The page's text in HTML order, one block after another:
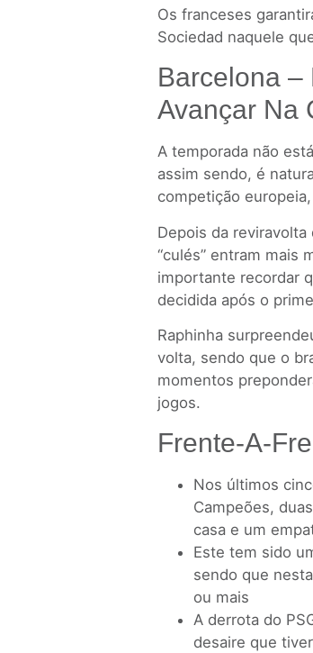
Os franceses
Sociedad naquele
Barcelona –
Avançar Na
A temporada não
assim sendo, é
competição
Depois da
“culés” entram mais
importante recordar
decidida após o
Raphinha
volta, sendo que o
momentos
jogos.
Frente-A-
Nos últimos
Campeões,
casa e um
Este tem sido
sendo que
ou mais
A derrota do
desaire que